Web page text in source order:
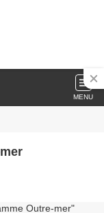
MENU